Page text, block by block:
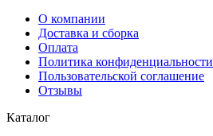
О компании
Доставка и сборка
Оплата
Политика конфиденциальности
Пользовательской соглашение
Отзывы
Каталог